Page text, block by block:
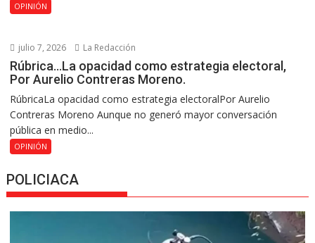
OPINIÓN
julio 7, 2026 La Redacción
Rúbrica…La opacidad como estrategia electoral,
Por Aurelio Contreras Moreno.
RúbricaLa opacidad como estrategia electoralPor Aurelio
Contreras Moreno Aunque no generó mayor conversación
pública en medio...
OPINIÓN
POLICIACA